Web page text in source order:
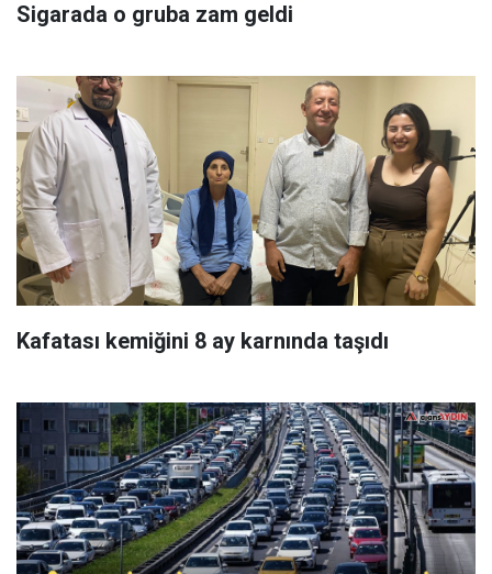
Sigarada o gruba zam geldi
Kafatası kemiğini 8 ay karnında taşıdı